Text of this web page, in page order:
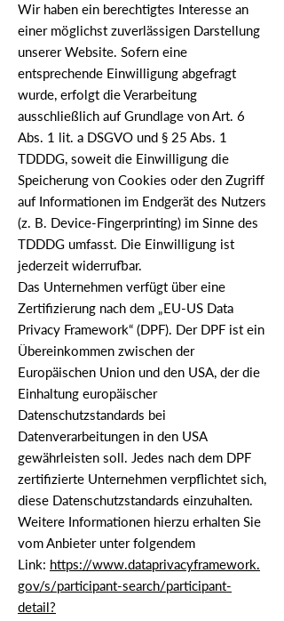
Wir haben ein berechtigtes Interesse an
einer möglichst zuverlässigen Darstellung
unserer Website. Sofern eine
entsprechende Einwilligung abgefragt
wurde, erfolgt die Verarbeitung
ausschließlich auf Grundlage von Art. 6
Abs. 1 lit. a DSGVO und § 25 Abs. 1
TDDDG, soweit die Einwilligung die
Speicherung von Cookies oder den Zugriff
auf Informationen im Endgerät des Nutzers
(z. B. Device-Fingerprinting) im Sinne des
TDDDG umfasst. Die Einwilligung ist
jederzeit widerrufbar.
Das Unternehmen verfügt über eine
Zertifizierung nach dem „EU-US Data
Privacy Framework“ (DPF). Der DPF ist ein
Übereinkommen zwischen der
Europäischen Union und den USA, der die
Einhaltung europäischer
Datenschutzstandards bei
Datenverarbeitungen in den USA
gewährleisten soll. Jedes nach dem DPF
zertifizierte Unternehmen verpflichtet sich,
diese Datenschutzstandards einzuhalten.
Weitere Informationen hierzu erhalten Sie
vom Anbieter unter folgendem
Link: https://www.dataprivacyframework.
gov/s/participant-search/participant-
detail?